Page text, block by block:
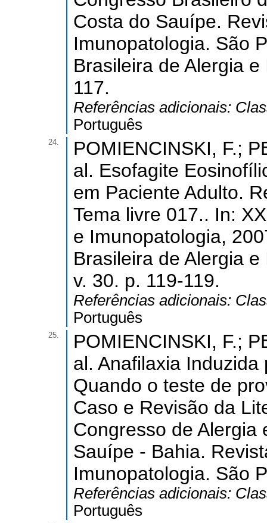
Costa do Sauípe.
Imunopatologia. São
Brasileira de Alergia
117.
Referências adicionais:
Português
24.
POMIENCINSKI, F.;
al. Esofagite
em Paciente Adulto.
Tema livre 017.. In:
e Imunopatologia,
Brasileira de Alergia
v. 30. p. 119-119.
Referências adicionais:
Português
25.
POMIENCINSKI, F.;
al. Anafilaxia
Quando o teste de
Caso e Revisão da
Congresso de Alergia
Sauípe - Bahia.
Imunopatologia. São
Referências adicionais:
Português